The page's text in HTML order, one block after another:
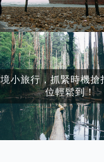
小旅行，抓緊時機搶
位輕鬆到！